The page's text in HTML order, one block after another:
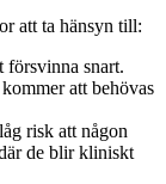
att ta hänsyn till:
försvinna snart.
att behövas
risk att någon
de blir kliniskt